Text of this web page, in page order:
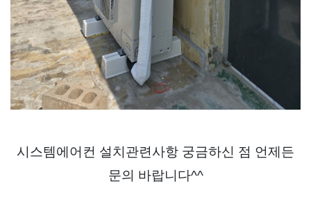
시스템에어컨 설치관련사항 궁금하신 점 언제든
문의 바랍니다^^